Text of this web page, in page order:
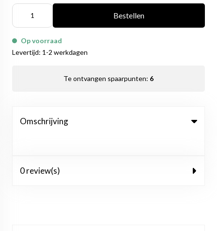
Bestellen
Op voorraad
Levertijd: 1-2 werkdagen
Te ontvangen spaarpunten: 6
Omschrijving
0 review(s)